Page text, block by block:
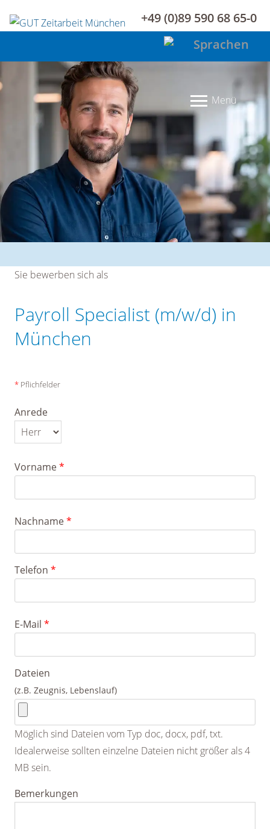
+49 (0)89 590 68 65-0
Menü
Sie bewerben sich als
Payroll Specialist (m/w/d) in
München
* Pflichfelder
Anrede
Vorname*
Nachname*
Telefon *
E-Mail *
Dateien
(z.B. Zeugnis, Lebenslauf)
Möglich sind Dateien vom Typ doc, docx, pdf, txt.
Idealerweise sollten einzelne Dateien nicht größer als 4
MB sein.
Bemerkungen